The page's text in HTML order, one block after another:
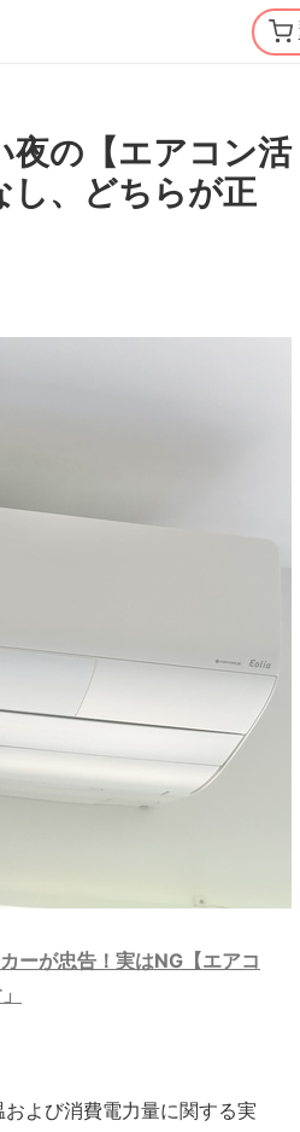
夜の【エアコン活
し、どちらが正
ーが忠告！実はNG【エアコ
よび消費電力量に関する実